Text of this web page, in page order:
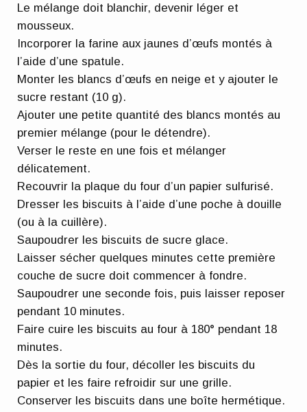
Le mélange doit blanchir, devenir léger et
mousseux.
Incorporer la farine aux jaunes d’œufs montés à
l’aide d’une spatule.
Monter les blancs d’œufs en neige et y ajouter le
sucre restant (10 g).
Ajouter une petite quantité des blancs montés au
premier mélange (pour le détendre).
Verser le reste en une fois et mélanger
délicatement.
Recouvrir la plaque du four d’un papier sulfurisé.
Dresser les biscuits à l’aide d’une poche à douille
(ou à la cuillère).
Saupoudrer les biscuits de sucre glace.
Laisser sécher quelques minutes cette première
couche de sucre doit commencer à fondre.
Saupoudrer une seconde fois, puis laisser reposer
pendant 10 minutes.
Faire cuire les biscuits au four à 180° pendant 18
minutes.
Dès la sortie du four, décoller les biscuits du
papier et les faire refroidir sur une grille.
Conserver les biscuits dans une boîte hermétique.